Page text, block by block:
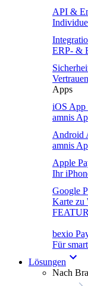
API &
ERP- &
Apps
iOS App
amnis
Android
amnis
Apple
Ihr
Google
Karte zu
bexio
Für
Lösungen
Nach